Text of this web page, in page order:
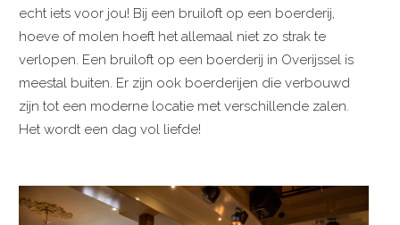
echt iets voor jou! Bij een bruiloft op een boerderij,
hoeve of molen hoeft het allemaal niet zo strak te
verlopen. Een bruiloft op een boerderij in Overijssel is
meestal buiten. Er zijn ook boerderijen die verbouwd
zijn tot een moderne locatie met verschillende zalen.
Het wordt een dag vol liefde!